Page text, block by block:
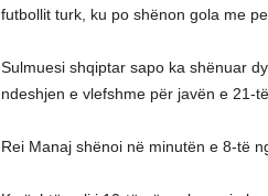
futbollit turk, ku po shënon gola me
Sulmuesi shqiptar sapo ka shënuar
ndeshjen e vlefshme për javën e 21-
Rei Manaj shënoi në minutën e 8-të